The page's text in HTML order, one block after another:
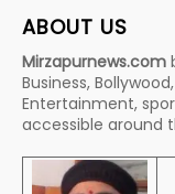
ABOUT US
Mirzapurnews.com
Business,
Entertainment,
accessible around